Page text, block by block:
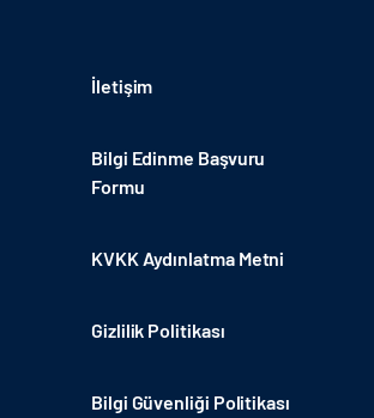
İletişim
Bilgi Edinme Başvuru
Formu
KVKK Aydınlatma Metni
Gizlilik Politikası
Bilgi Güvenliği Politikası